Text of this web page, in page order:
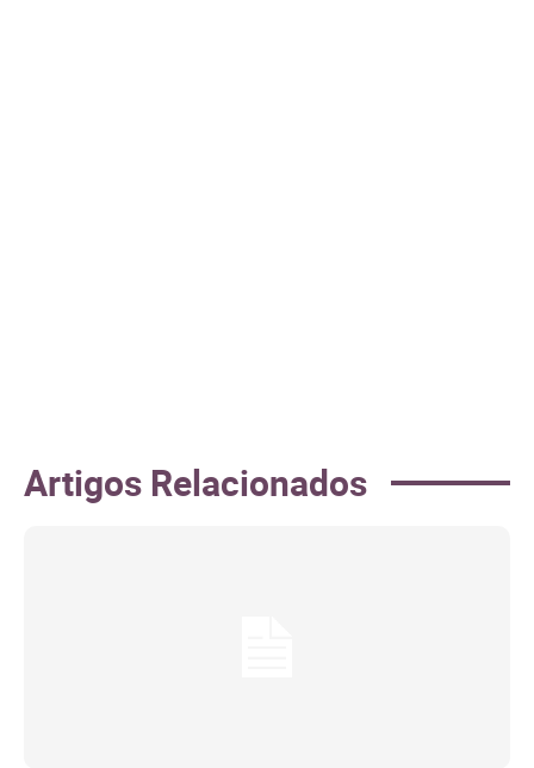
Artigos Relacionados